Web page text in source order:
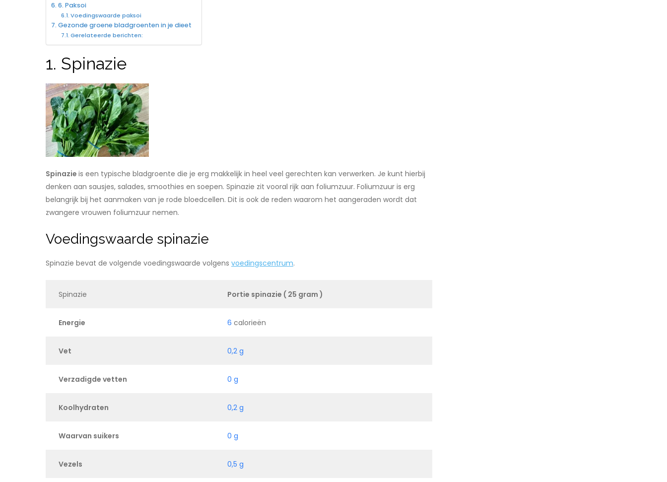
6. Paksoi
Voedingswaarde paksoi
Gezonde groene bladgroenten in je dieet
Gerelateerde berichten:
1. Spinazie
Spinazie is een typische bladgroente die je erg makkelijk in heel veel gerechten kan verwerken. Je kunt hierbij
denken aan sausjes, salades, smoothies en soepen. Spinazie zit vooral rijk aan foliumzuur. Foliumzuur is erg
belangrijk bij het aanmaken van je rode bloedcellen. Dit is ook de reden waarom het aangeraden wordt dat
zwangere vrouwen foliumzuur nemen.
Voedingswaarde spinazie
Spinazie bevat de volgende voedingswaarde volgens voedingscentrum.
Spinazie Portie spinazie ( 25 gram )
Energie 6 calorieën
Vet 0,2 g
Verzadigde vetten 0 g
Koolhydraten 0,2 g
Waarvan suikers 0 g
Vezels 0,5 g